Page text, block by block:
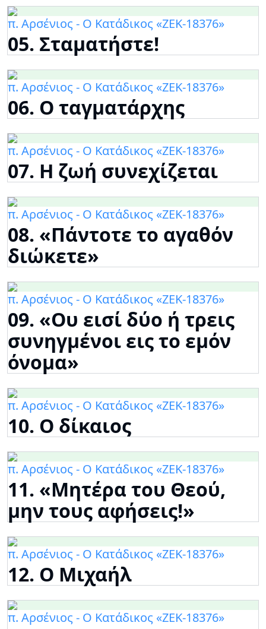
π. Αρσένιος - Ο Κατάδικος «ΖΕΚ-18376»
05. Σταματήστε!
π. Αρσένιος - Ο Κατάδικος «ΖΕΚ-18376»
06. Ο ταγματάρχης
π. Αρσένιος - Ο Κατάδικος «ΖΕΚ-18376»
07. Η ζωή συνεχίζεται
π. Αρσένιος - Ο Κατάδικος «ΖΕΚ-18376»
08. «Πάντοτε το αγαθόν
διώκετε»
π. Αρσένιος - Ο Κατάδικος «ΖΕΚ-18376»
09. «Ου εισί δύο ή τρεις
συνηγμένοι εις το εμόν
όνομα»
π. Αρσένιος - Ο Κατάδικος «ΖΕΚ-18376»
10. Ο δίκαιος
π. Αρσένιος - Ο Κατάδικος «ΖΕΚ-18376»
11. «Μητέρα του Θεού,
μην τους αφήσεις!»
π. Αρσένιος - Ο Κατάδικος «ΖΕΚ-18376»
12. Ο Μιχαήλ
π. Αρσένιος - Ο Κατάδικος «ΖΕΚ-18376»